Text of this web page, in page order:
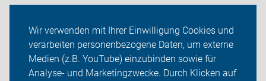
Wir verwenden mit Ihrer Einwilligung Cookies und
verarbeiten personenbezogene Daten, um externe
Medien (z.B. YouTube) einzubinden sowie für
Analyse- und Marketingzwecke. Durch Klicken auf
ADFC Oldenburg
Sei dabei